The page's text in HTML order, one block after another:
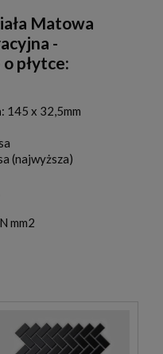
Matowa
-
płytce:
: 145 x 32,5mm
(najwyższa)
mm2